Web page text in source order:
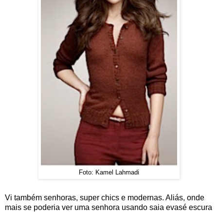
Foto: Kamel Lahmadi
Vi também senhoras, super chics e modernas. Aliás, onde
mais se poderia ver uma senhora usando saia evasé escura